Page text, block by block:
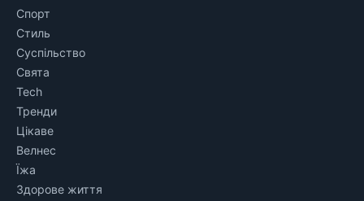
Спорт
Стиль
Суспільство
Свята
Tech
Тренди
Цікаве
Велнес
Їжа
Здорове життя